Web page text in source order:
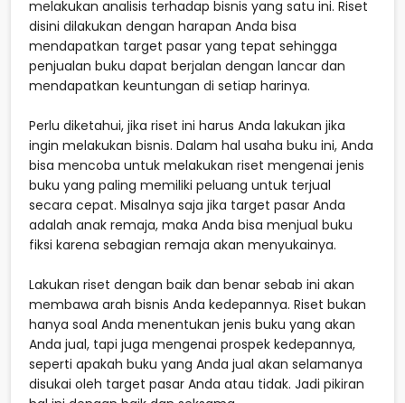
melakukan analisis terhadap bisnis yang satu ini. Riset
disini dilakukan dengan harapan Anda bisa
mendapatkan target pasar yang tepat sehingga
penjualan buku dapat berjalan dengan lancar dan
mendapatkan keuntungan di setiap harinya.
Perlu diketahui, jika riset ini harus Anda lakukan jika
ingin melakukan bisnis. Dalam hal usaha buku ini, Anda
bisa mencoba untuk melakukan riset mengenai jenis
buku yang paling memiliki peluang untuk terjual
secara cepat. Misalnya saja jika target pasar Anda
adalah anak remaja, maka Anda bisa menjual buku
fiksi karena sebagian remaja akan menyukainya.
Lakukan riset dengan baik dan benar sebab ini akan
membawa arah bisnis Anda kedepannya. Riset bukan
hanya soal Anda menentukan jenis buku yang akan
Anda jual, tapi juga mengenai prospek kedepannya,
seperti apakah buku yang Anda jual akan selamanya
disukai oleh target pasar Anda atau tidak. Jadi pikiran